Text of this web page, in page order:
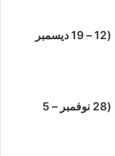
نشرة أخبار الأنمي الأسبوعية (12 – 19 ديسمبر
نشرة أخبار الأنمي الأسبوعية (28 نوفمبر – 5